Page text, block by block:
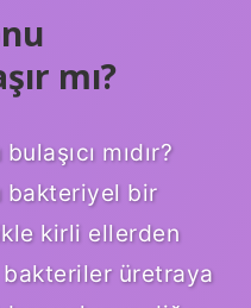
mı?
mıdır?
bakteriyel bir
kirli ellerden
üretraya